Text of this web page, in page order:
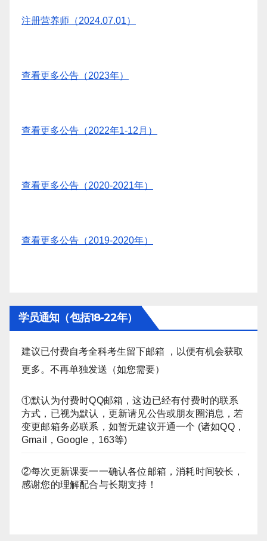
注册营养师（2024.07.01）
查看更多公告（2023年）
查看更多公告（2022年1-12月）
查看更多公告（2020-2021年）
查看更多公告（2019-2020年）
学员通知（包括18-22年）
建议已付费自考全科考生留下邮箱 ，以便有机会获取
更多。不再单独发送（如您需要）
①默认为付费时QQ邮箱，这边已经有付费时的联系
方式，已视为默认，更新请见公告或朋友圈消息，若
变更邮箱务必联系，如暂无建议开通一个 (诸如QQ，
Gmail，Google，163等)
②每次更新课要一一确认各位邮箱，消耗时间较长，
感谢您的理解配合与长期支持！